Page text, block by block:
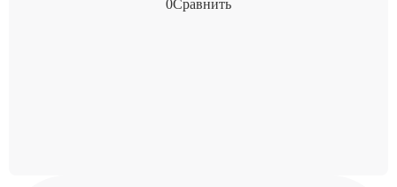
0Сравнить